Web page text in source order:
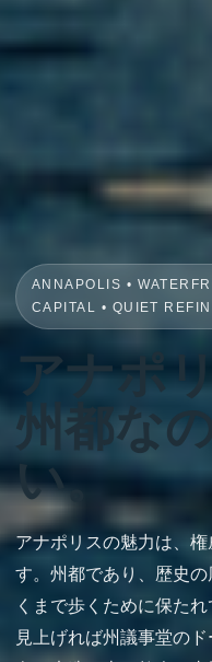
ANNAPOLIS •
CAPITAL • QUIET
アナポ
州都な
い。
アナポリスの魅力は、
す。州都であり、歴史
くまで歩くために保た
見上げれば州議事堂の